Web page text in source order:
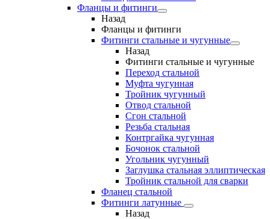
Фланцы и фитинги
Назад
Фланцы и фитинги
Фитинги стальные и чугунные
Назад
Фитинги стальные и чугунные
Переход стальной
Муфта чугунная
Тройник чугунный
Отвод стальной
Сгон стальной
Резьба стальная
Контргайка чугунная
Бочонок стальной
Угольник чугунный
Заглушка стальная эллиптическая
Тройник стальной для сварки
Фланец стальной
Фитинги латунные
Назад